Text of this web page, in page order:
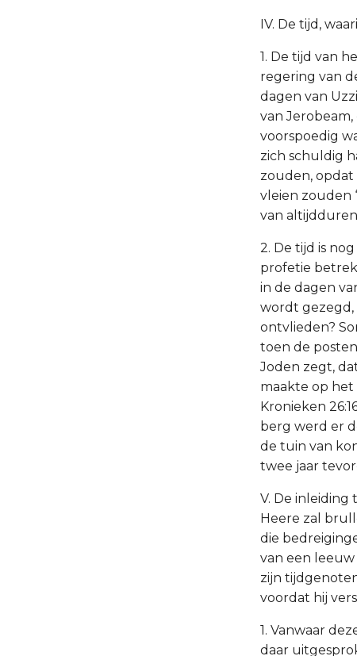
IV. De tijd,
1. De tijd van
regering van
dagen van
van
voorspoedig
zich schuldig
zouden, opdat
vleien zouden
van
2. De tijd is
profetie
in de dagen
wordt gezegd,
ontvlieden?
toen de
Joden zegt,
maakte op het
Kronieken
berg werd er
de tuin van
twee jaar
V. De inleiding
Heere zal
die
van een
zijn
voordat hij
1. Vanwaar
daar